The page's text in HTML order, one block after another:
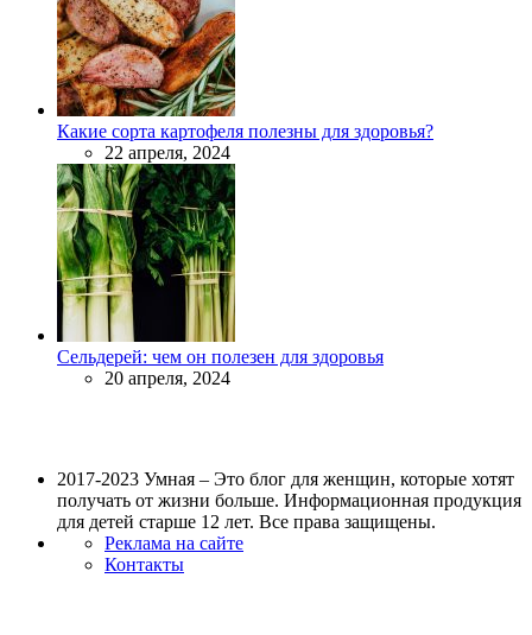
Какие сорта картофеля полезны для здоровья?
22 апреля, 2024
Сельдерей: чем он полезен для здоровья
20 апреля, 2024
2017-2023 Умная – Это блог для женщин, которые хотят
получать от жизни больше. Информационная продукция
для детей старше 12 лет. Все права защищены.
Реклама на сайте
Контакты